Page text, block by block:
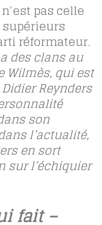
pas celle
réformateur.
des clans au
Wilmès, qui est
Reynders
son
l’actualité,
en sort
sur l’échiquier
fait –